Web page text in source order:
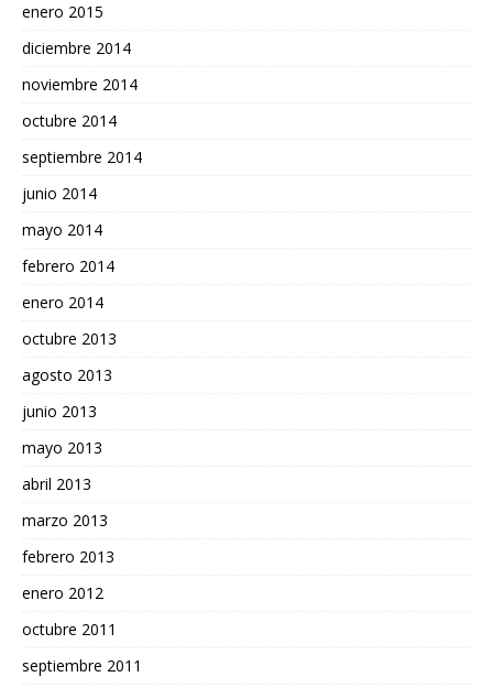
enero 2015
diciembre 2014
noviembre 2014
octubre 2014
septiembre 2014
junio 2014
mayo 2014
febrero 2014
enero 2014
octubre 2013
agosto 2013
junio 2013
mayo 2013
abril 2013
marzo 2013
febrero 2013
enero 2012
octubre 2011
septiembre 2011